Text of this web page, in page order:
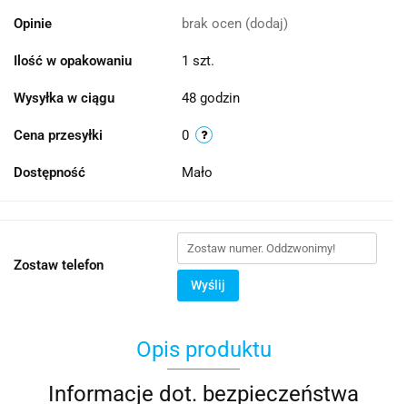
Opinie brak ocen (dodaj)
Ilość w opakowaniu 1 szt.
Wysyłka w ciągu 48 godzin
Cena przesyłki 0
Dostępność Mało
Zostaw telefon
Wyślij
Opis produktu
Informacje dot. bezpieczeństwa